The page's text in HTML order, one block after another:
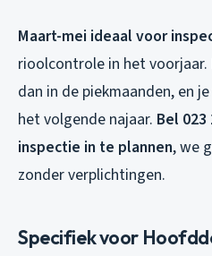
Maart-mei ideaal voor
rioolcontrole in het
dan in de piekmaanden, en
het volgende najaar. Bel 023
inspectie in te plannen, we
zonder verplichtingen.
Specifiek voor